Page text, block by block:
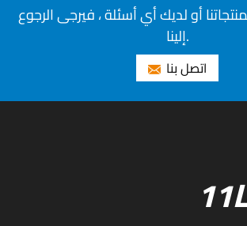
أو لديك أي أسئلة ، فيرجى الرجوع
إلينا.
اتصل بنا